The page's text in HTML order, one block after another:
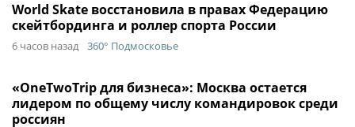
World Skate восстановила в правах Федерацию
скейтбординга и роллер спорта России
6 часов назад 360° Подмосковье
«OneTwoTrip для бизнеса»: Москва остается
лидером по общему числу командировок среди
россиян